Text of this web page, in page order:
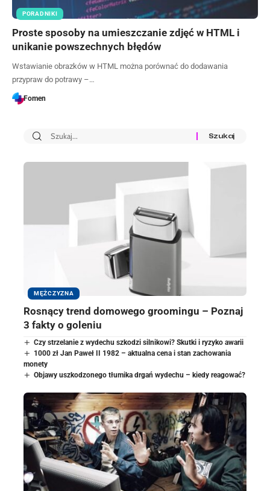
PORADNIKI
Proste sposoby na umieszczanie zdjęć w HTML i
unikanie powszechnych błędów
Wstawianie obrazków w HTML można porównać do dodawania
przypraw do potrawy –…
Fomen
MĘŻCZYZNA
Rosnący trend domowego groomingu – Poznaj
3 fakty o goleniu
Czy strzelanie z wydechu szkodzi silnikowi? Skutki i ryzyko awarii
1000 zł Jan Paweł II 1982 – aktualna cena i stan zachowania
monety
Objawy uszkodzonego tłumika drgań wydechu – kiedy reagować?